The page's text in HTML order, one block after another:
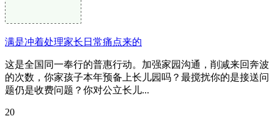
满是冲着处理家长日常痛点来的
这是全国同一奉行的普惠行动。加强家园沟通，削减来回奔波
的次数，你家孩子本年预备上长儿园吗？最搅扰你的是接送问
题仍是收费问题？你对公立长儿...
20